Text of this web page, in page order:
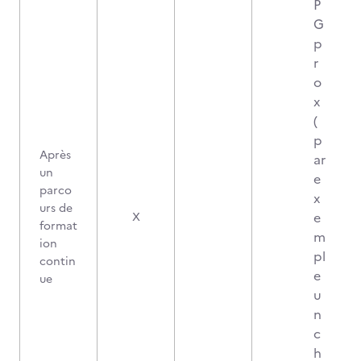
Après
un
parco
urs de
format
ion
contin
ue
X
P
G
p
r
o
x
(
p
ar
e
x
e
m
pl
e
u
n
c
h